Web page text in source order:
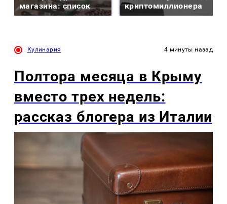
магазина: список
криптомиллионера
Кулинария 4 минуты назад
Полтора месяца в Крыму
вместо трех недель:
рассказ блогера из Италии